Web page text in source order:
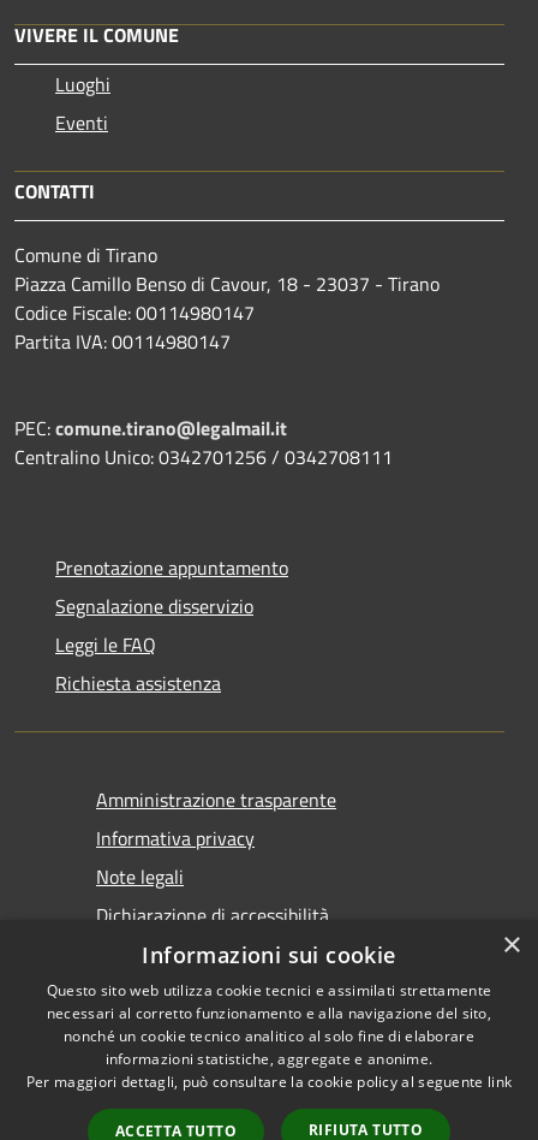
VIVERE IL COMUNE
Luoghi
Eventi
CONTATTI
Comune di Tirano
Piazza Camillo Benso di Cavour, 18 - 23037 - Tirano
Codice Fiscale: 00114980147
Partita IVA: 00114980147
PEC:comune.tirano@legalmail.it
Centralino Unico: 0342701256 / 0342708111
Prenotazione appuntamento
Segnalazione disservizio
Leggi le FAQ
Richiesta assistenza
Amministrazione trasparente
Informativa privacy
Note legali
Dichiarazione di accessibilità
Accessibilità
Copyright © 2026 • Comune di
Tirano • Powered by
Municipium• Accesso
×
Informazioni sui cookie
Questo sito web utilizza cookie tecnici e assimilati strettamente
necessari al corretto funzionamento e alla navigazione del sito,
nonché un cookie tecnico analitico al solo fine di elaborare
informazioni statistiche, aggregate e anonime.
Per maggiori dettagli, può consultare la cookie policy al seguente link
ACCETTA TUTTO RIFIUTA TUTTO